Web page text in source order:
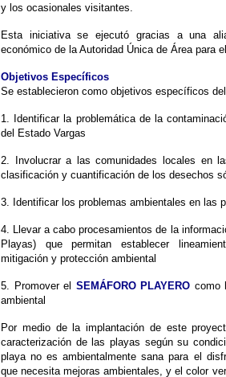
y los ocasionales visitantes.
Esta iniciativa se ejecutó gracias a una
económico de la Autoridad Única de Área para
Objetivos Específicos
Se establecieron como objetivos específicos
1. Identificar la problemática de la
del Estado Vargas
2. Involucrar a las comunidades locales en
clasificación y cuantificación de los desechos
3. Identificar los problemas ambientales en las
4. Llevar a cabo procesamientos de la
Playas) que permitan establecer
mitigación y protección ambiental
5. Promover el SEMÁFORO PLAYERO como
ambiental
Por medio de la implantación de este
caracterización de las playas según su
playa no es ambientalmente sana para el
que necesita mejoras ambientales, y el color